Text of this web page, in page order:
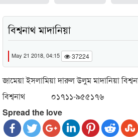
বিশ্বনাথ মাদানিয়া
May 21 2018, 04:15 37224
জামেয়া ইসলামিয়া দারুল উলুম মাদানিয়া
বিশ্বনাথ ০১৭১১-৯৫৫১৭৬
Spread the love